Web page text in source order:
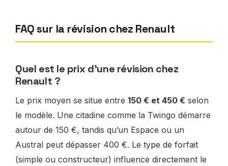
FAQ sur la révision chez Renault
Quel est le prix d’une révision chez
Renault ?
Le prix moyen se situe entre 150 € et 450 € selon
le modèle. Une citadine comme la Twingo démarre
autour de 150 €, tandis qu’un Espace ou un
Austral peut dépasser 400 €. Le type de forfait
(simple ou constructeur) influence directement le